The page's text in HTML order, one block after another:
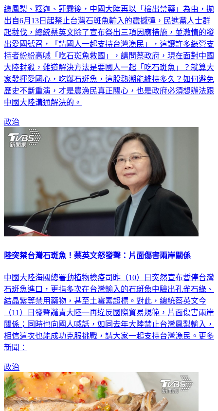
繼鳳梨、釋迦、蓮霧後，中國大陸再以「檢出禁藥」為由，拋
出自6月13日起禁止台灣石斑魚輸入的震撼彈，民進黨人士群
起撻伐，總統蔡英文除了宣布祭出三項因應措施，並激情的發
出愛國號召，「請國人一起支持台灣漁民」，這讓許多綠營支
持者紛紛高喊「吃石斑魚救國」，請問蔡政府，現在面對中國
大陸封殺，難道解決方法是要國人一起「吃石斑魚」？就算大
家發揮愛國心，吃爆石斑魚，這股熱潮能維持多久？如何避免
歷史不斷重演，才是農漁民真正關心，也是政府必須想辦法跟
中國大陸溝通解決的。
政治
陸突禁台灣石斑魚！蔡英文怒發聲：片面傷害兩岸關係
中國大陸海關總署動植物檢疫司昨（10）日突然宣布暫停台灣
石斑魚進口，更指多次在台灣輸入的石斑魚中驗出孔雀石綠、
結晶紫等禁用藥物，甚至土霉素超標。對此，總統蔡英文今
（11）日發聲譴責大陸一再違反國際貿易規範，片面傷害兩岸
關係；同時也向國人喊話，如同去年大陸禁止台灣鳳梨輸入，
相信這次也能成功克服挑戰，請大家一起支持台灣漁民。更多
新聞：
政治